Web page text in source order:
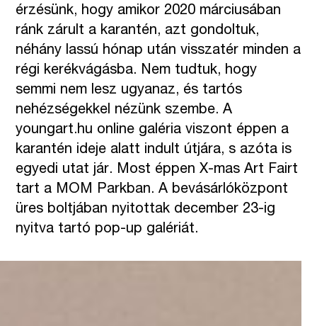
érzésünk, hogy amikor 2020 márciusában
ránk zárult a karantén, azt gondoltuk,
néhány lassú hónap után visszatér minden a
régi kerékvágásba. Nem tudtuk, hogy
semmi nem lesz ugyanaz, és tartós
nehézségekkel nézünk szembe. A
youngart.hu online galéria viszont éppen a
karantén ideje alatt indult útjára, s azóta is
egyedi utat jár. Most éppen X-mas Art Fairt
tart a MOM Parkban. A bevásárlóközpont
üres boltjában nyitottak december 23-ig
nyitva tartó pop-up galériát.